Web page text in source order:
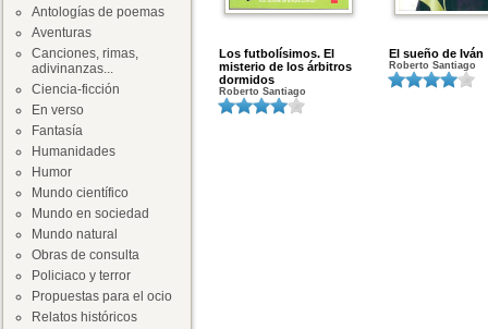
Antologías de poemas
Aventuras
Canciones, rimas,
adivinanzas...
Ciencia-ficción
En verso
Fantasía
Humanidades
Humor
Mundo científico
Mundo en sociedad
Mundo natural
Obras de consulta
Policiaco y terror
Propuestas para el ocio
Relatos históricos
Los futbolísimos. El
misterio de los árbitros
dormidos
Roberto Santiago
El sueño de Iván
Roberto Santiago